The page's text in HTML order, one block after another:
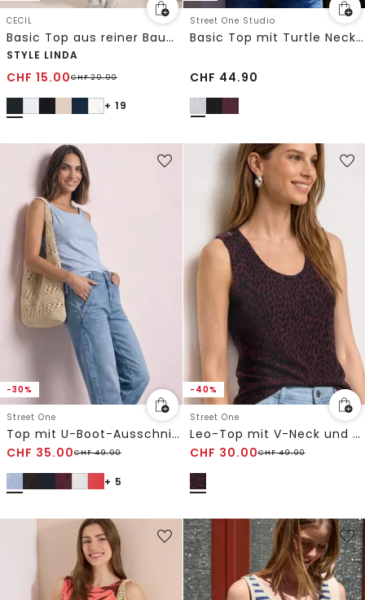
CECIL
Basic Top aus reiner Baumwolle
STYLE LINDA
CHF 15.00CHF29.90
+ 19
Street One Studio
Basic Top mit Turtle Neck in Unifarbe
CHF 44.90
-30%
Street One
Top mit U-Boot-Ausschnitt und Schulterdetail
CHF 35.00CHF49.90
+ 5
-40%
Street One
Leo-Top mit V-Neck und Knopfdetail
CHF 30.00CHF49.90